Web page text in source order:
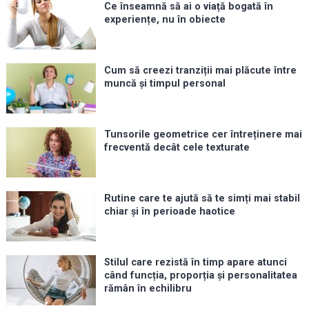
Ce înseamnă să ai o viață bogată în
experiențe, nu în obiecte
Cum să creezi tranziții mai plăcute între
muncă și timpul personal
Tunsorile geometrice cer întreținere mai
frecventă decât cele texturate
Rutine care te ajută să te simți mai stabil
chiar și în perioade haotice
Stilul care rezistă în timp apare atunci
când funcția, proporția și personalitatea
rămân în echilibru